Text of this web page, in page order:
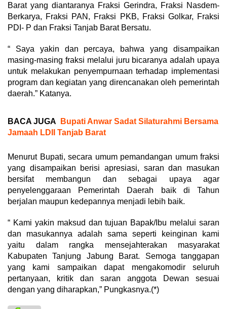
Barat yang diantaranya Fraksi Gerindra, Fraksi Nasdem-
Berkarya, Fraksi PAN, Fraksi PKB, Fraksi Golkar, Fraksi
PDI- P dan Fraksi Tanjab Barat Bersatu.
“ Saya yakin dan percaya, bahwa yang disampaikan
masing-masing fraksi melalui juru bicaranya adalah upaya
untuk melakukan penyempurnaan terhadap implementasi
program dan kegiatan yang direncanakan oleh pemerintah
daerah.” Katanya.
BACA JUGA
Bupati Anwar Sadat Silaturahmi Bersama
Jamaah LDII Tanjab Barat
Menurut Bupati, secara umum pemandangan umum fraksi
yang disampaikan berisi apresiasi, saran dan masukan
bersifat membangun dan sebagai upaya agar
penyelenggaraan Pemerintah Daerah baik di Tahun
berjalan maupun kedepannya menjadi lebih baik.
“ Kami yakin maksud dan tujuan Bapak/Ibu melalui saran
dan masukannya adalah sama seperti keinginan kami
yaitu dalam rangka mensejahterakan masyarakat
Kabupaten Tanjung Jabung Barat. Semoga tanggapan
yang kami sampaikan dapat mengakomodir seluruh
pertanyaan, kritik dan saran anggota Dewan sesuai
dengan yang diharapkan,” Pungkasnya.(*)